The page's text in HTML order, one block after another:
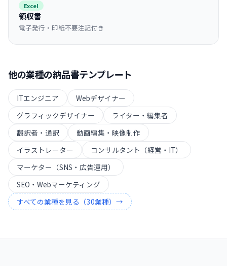
Excel
領収書
電子発行・印紙不要注記付き
他の業種の納品書テンプレート
ITエンジニア
Webデザイナー
グラフィックデザイナー
ライター・編集者
翻訳者・通訳
動画編集・映像制作
イラストレーター
コンサルタント（経営・IT）
マーケター（SNS・広告運用）
SEO・Webマーケティング
すべての業種を見る（30業種）→